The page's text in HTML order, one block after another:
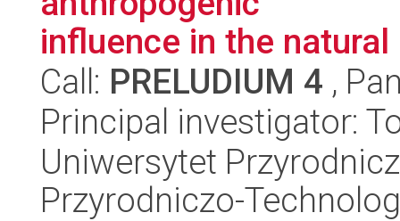
influence in the
Call: PRELUDIUM 4 ,
Principal investigator:
Uniwersytet
Przyrodniczo-